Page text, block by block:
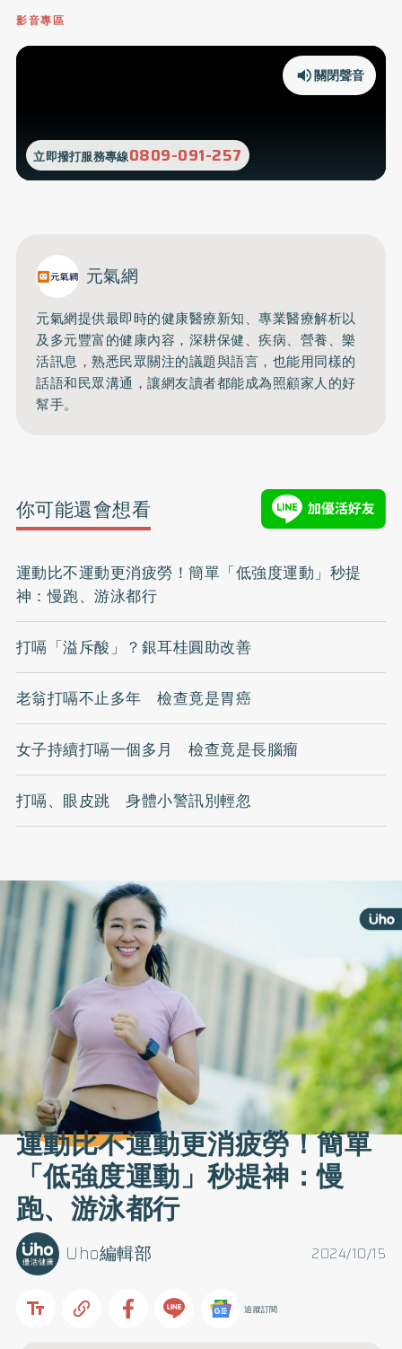
影音專區
立即撥打服務專線0809-091-257
關閉聲音
元氣網
元氣網提供最即時的健康醫療新知、專業醫療解析以
及多元豐富的健康內容，深耕保健、疾病、營養、樂
活訊息，熟悉民眾關注的議題與語言， 也能用同樣的
話語和民眾溝通，讓網友讀者都能成為照顧家人的好
幫手。
你可能還會想看
運動比不運動更消疲勞！簡單「低強度運動」秒提
神：慢跑、游泳都行
打嗝「溢斥酸」？銀耳桂圓助改善
老翁打嗝不止多年 檢查竟是胃癌
女子持續打嗝一個多月 檢查竟是長腦瘤
打嗝、眼皮跳 身體小警訊別輕忽
運動比不運動更消疲勞！簡單
「低強度運動」秒提神：慢
跑、游泳都行
2024/10/15
Uho編輯部
追蹤訂閱